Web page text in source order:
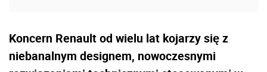
Koncern Renault od wielu lat kojarzy się z
niebanalnym designem, nowoczesnymi